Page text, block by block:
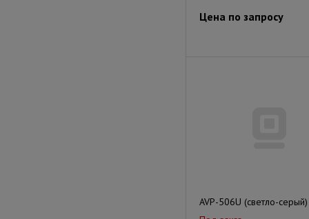
Цена по запросу
AVP-506U (светло-серый)